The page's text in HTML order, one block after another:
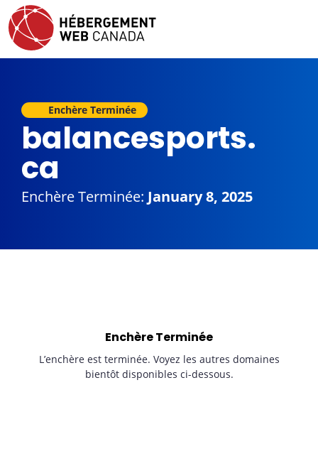
Enchère Terminée
balancesports.
ca
Enchère Terminée: January 8, 2025
Enchère Terminée
L’enchère est terminée. Voyez les autres domaines
bientôt disponibles ci-dessous.